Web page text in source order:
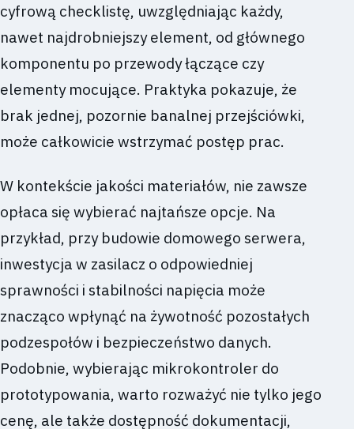
cyfrową checklistę, uwzględniając każdy,
nawet najdrobniejszy element, od głównego
komponentu po przewody łączące czy
elementy mocujące. Praktyka pokazuje, że
brak jednej, pozornie banalnej przejściówki,
może całkowicie wstrzymać postęp prac.
W kontekście jakości materiałów, nie zawsze
opłaca się wybierać najtańsze opcje. Na
przykład, przy budowie domowego serwera,
inwestycja w zasilacz o odpowiedniej
sprawności i stabilności napięcia może
znacząco wpłynąć na żywotność pozostałych
podzespołów i bezpieczeństwo danych.
Podobnie, wybierając mikrokontroler do
prototypowania, warto rozważyć nie tylko jego
cenę, ale także dostępność dokumentacji,